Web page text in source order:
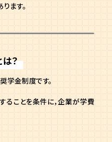
ます。
？
学金制度です。
ることを条件に，企業が学費